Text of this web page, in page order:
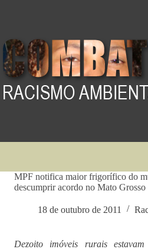
MPF notifica maior frigorífico do
descumprir acordo no Mato Grosso
18 de outubro de 2011
Dezoito imóveis rurais